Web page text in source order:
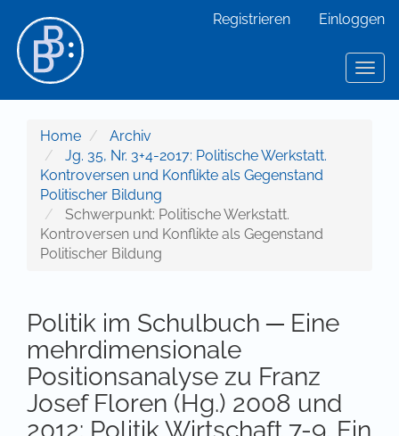
Hauptinhalt
Sidebar
Registrieren Einloggen
Home
Archiv
Jg. 35, Nr. 3+4-2017: Politische Werkstatt.
Kontroversen und Konflikte als Gegenstand
Politischer Bildung
Schwerpunkt: Politische Werkstatt.
Kontroversen und Konflikte als Gegenstand
Politischer Bildung
Politik im Schulbuch ─ Eine
mehrdimensionale
Positionsanalyse zu Franz
Josef Floren (Hg.) 2008 und
2012: Politik Wirtschaft 7-9. Ein